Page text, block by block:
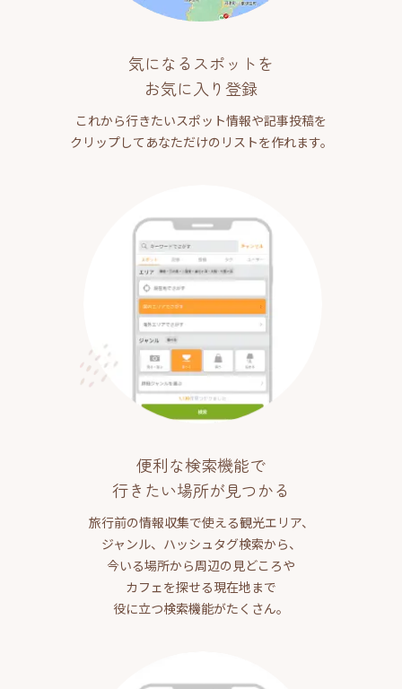
気になるスポットを
お気に入り登録
これから行きたいスポット情報や記事投稿を
クリップしてあなただけのリストを作れます。
便利な検索機能で
行きたい場所が見つかる
旅行前の情報収集で使える観光エリア、
ジャンル、ハッシュタグ検索から、
今いる場所から周辺の見どころや
カフェを探せる現在地まで
役に立つ検索機能がたくさん。